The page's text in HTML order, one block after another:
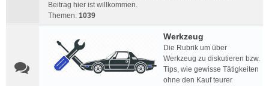
Beitrag hier ist willkommen.
Themen: 1039
Werkzeug
Die Rubrik um über
Werkzeug zu diskutieren bzw.
Tips, wie gewisse Tätigkeiten
ohne den Kauf teurer